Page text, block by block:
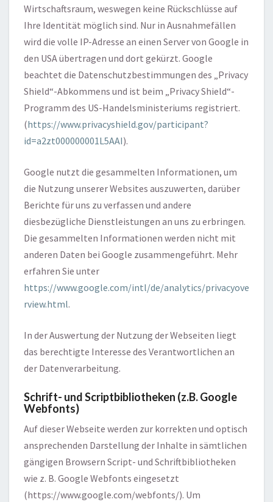
Wirtschaftsraum, weswegen keine Rückschlüsse auf
Ihre Identität möglich sind. Nur in Ausnahmefällen
wird die volle IP-Adresse an einen Server von Google in
den USA übertragen und dort gekürzt. Google
beachtet die Datenschutzbestimmungen des „Privacy
Shield“-Abkommens und ist beim „Privacy Shield“-
Programm des US-Handelsministeriums registriert.
(https://www.privacyshield.gov/participant?
id=a2zt000000001L5AAI).
Google nutzt die gesammelten Informationen, um
die Nutzung unserer Websites auszuwerten, darüber
Berichte für uns zu verfassen und andere
diesbezügliche Dienstleistungen an uns zu erbringen.
Die gesammelten Informationen werden nicht mit
anderen Daten bei Google zusammengeführt. Mehr
erfahren Sie unter
https://www.google.com/intl/de/analytics/privacyove
rview.html.
In der Auswertung der Nutzung der Webseiten liegt
das berechtigte Interesse des Verantwortlichen an
der Datenverarbeitung.
Schrift- und Scriptbibliotheken (z.B. Google
Webfonts)
Auf dieser Webseite werden zur korrekten und optisch
ansprechenden Darstellung der Inhalte in sämtlichen
gängigen Browsern Script- und Schriftbibliotheken
wie z. B. Google Webfonts eingesetzt
(https://www.google.com/webfonts/). Um